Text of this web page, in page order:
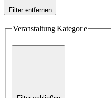
Filter entfernen
Veranstaltung Kategorie